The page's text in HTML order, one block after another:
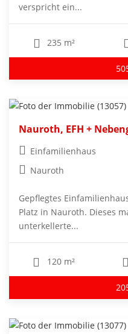
verspricht ein...
235 m²
Nauroth, EFH +
Einfamilienhaus
Nauroth
Gepflegtes
Platz in Nauroth. Dieses
unterkellerte...
120 m²